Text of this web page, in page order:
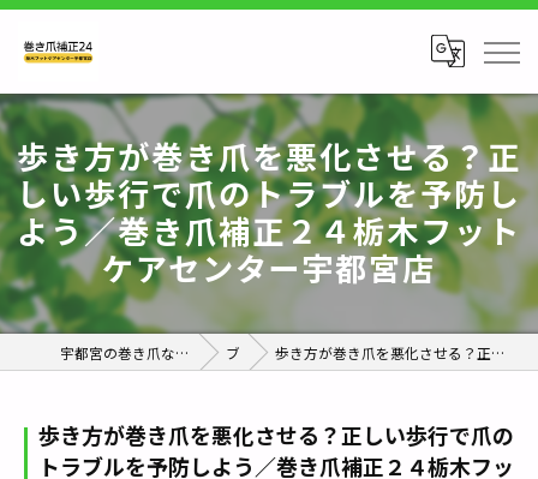
歩き方が巻き爪を悪化させる？正
しい歩行で爪のトラブルを予防し
よう／巻き爪補正２４栃木フット
ケアセンター宇都宮店
宇都宮の巻き爪なら巻き爪補正24栃木フットケアセンター宇都宮店 ブログ 歩き方が巻き爪を悪化させる？正しい歩行で爪のトラブルを予防しよう／巻き爪補正２４栃木フットケアセンター宇都宮店
歩き方が巻き爪を悪化させる？正しい歩行で爪の
トラブルを予防しよう／巻き爪補正２４栃木フッ